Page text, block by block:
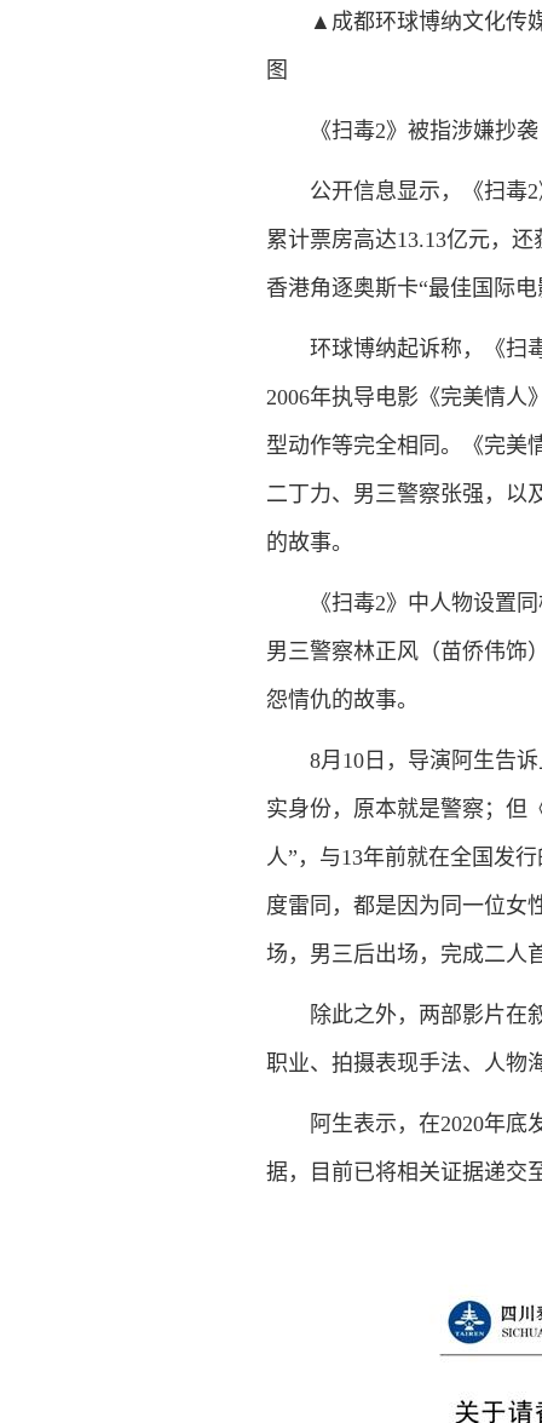
▲成都环球博纳文化传媒
图
《扫毒2》被指涉嫌抄袭
公开信息显示，《扫毒2
累计票房高达13.13亿元，
香港角逐奥斯卡“最佳国际电
环球博纳起诉称，《扫毒
2006年执导电影《完美情人
型动作等完全相同。《完美
二丁力、男三警察张强，以
的故事。
《扫毒2》中人物设置同
男三警察林正风（苗侨伟饰
怨情仇的故事。
8月10日，导演阿生告诉
实身份，原本就是警察；但
人”，与13年前就在全国发
度雷同，都是因为同一位女
场，男三后出场，完成二人
除此之外，两部影片在叙
职业、拍摄表现手法、人物
阿生表示，在2020年底发
据，目前已将相关证据递交